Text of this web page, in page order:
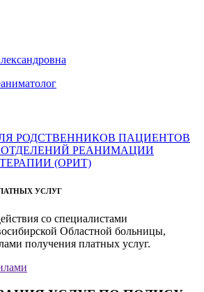
РОДСТВЕННИКОВ ПАЦИЕНТОВ
РЕАНИМАЦИИ
(ОРИТ)
УСЛУГ
со специалистами
Областной больницы,
получения платных услуг.